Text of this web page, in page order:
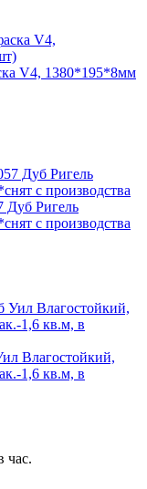
V4, 1380*195*8мм
Дуб Ригель
с производства
Влагостойкий,
1,6 кв.м, в
час.